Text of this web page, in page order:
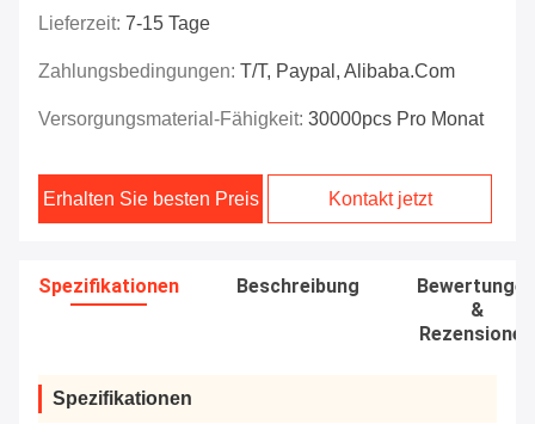
Lieferzeit: 7-15 Tage
Zahlungsbedingungen: T/T, Paypal, Alibaba.com
Versorgungsmaterial-Fähigkeit: 30000pcs Pro Monat
Erhalten Sie besten Preis Kontakt jetzt
Spezifikationen Beschreibung
Bewertungen
&
Rezensionen
Spezifikationen